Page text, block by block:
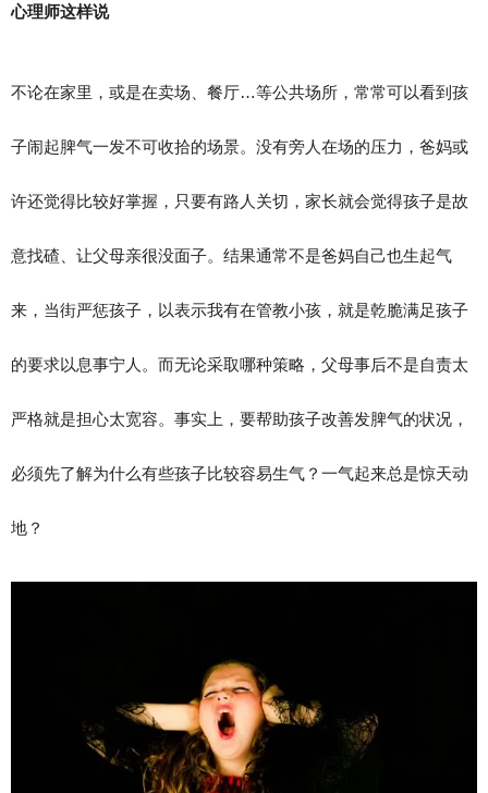
心理师这样说
不论在家里，或是在卖场、餐厅…等公共场所，常常可以看到孩
子闹起脾气一发不可收拾的场景。没有旁人在场的压力，爸妈或
许还觉得比较好掌握，只要有路人关切，家长就会觉得孩子是故
意找碴、让父母亲很没面子。结果通常不是爸妈自己也生起气
来，当街严惩孩子，以表示我有在管教小孩，就是乾脆满足孩子
的要求以息事宁人。而无论采取哪种策略，父母事后不是自责太
严格就是担心太宽容。事实上，要帮助孩子改善发脾气的状况，
必须先了解为什么有些孩子比较容易生气？一气起来总是惊天动
地？